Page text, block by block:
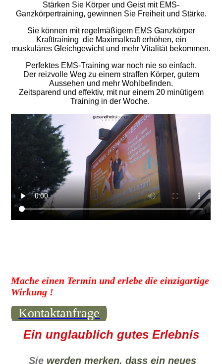
Stärken Sie Körper und Geist mit EMS-
Ganzkörpertraining, gewinnen Sie Freiheit und Stärke.
Sie können mit regelmäßigem EMS Ganzkörper
Krafttraining die Maximalkraft erhöhen, ein
muskuläres Gleichgewicht und mehr Vitalität bekommen.
Perfektes EMS-Training war noch nie so einfach.
Der reizvolle Weg zu einem straffen Körper, gutem
Aussehen und mehr Wohlbefinden.
Zeitsparend und effektiv, mit nur einem 20 minütigem
Training in der Woche.
Mache einen Termin und erlebe die einzigartige
Wirkung !
Kontaktanfrage
Ein unglaublich gutes Erlebnis
Sie werden merken, dass ein neues